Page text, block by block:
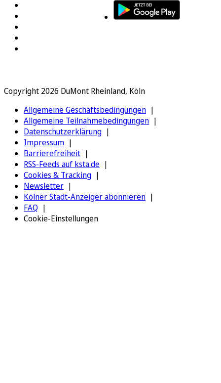
Copyright 2026 DuMont Rheinland, Köln
Allgemeine Geschäftsbedingungen
Allgemeine Teilnahmebedingungen
Datenschutzerklärung
Impressum
Barrierefreiheit
RSS-Feeds auf ksta.de
Cookies & Tracking
Newsletter
Kölner Stadt-Anzeiger abonnieren
FAQ
Cookie-Einstellungen